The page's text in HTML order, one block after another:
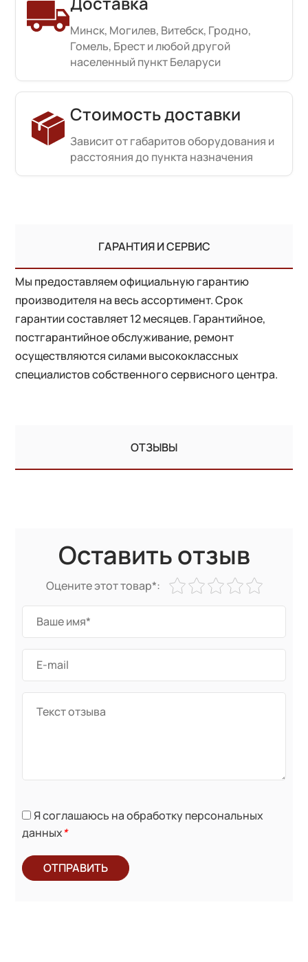
Минск, Могилев, Витебск, Гродно,
Гомель, Брест и любой другой
населенный пункт Беларуси
Стоимость доставки
Зависит от габаритов оборудования и
расстояния до пункта назначения
ГАРАНТИЯ И СЕРВИС
Мы предоставляем официальную гарантию
производителя на весь ассортимент. Срок
гарантии составляет 12 месяцев. Гарантийное,
постгарантийное обслуживание, ремонт
осуществляются силами высококлассных
специалистов собственного сервисного центра.
ОТЗЫВЫ
Оставить отзыв
Оцените этот товар*:
Я соглашаюсь на обработку персональных
данных*
ОТПРАВИТЬ